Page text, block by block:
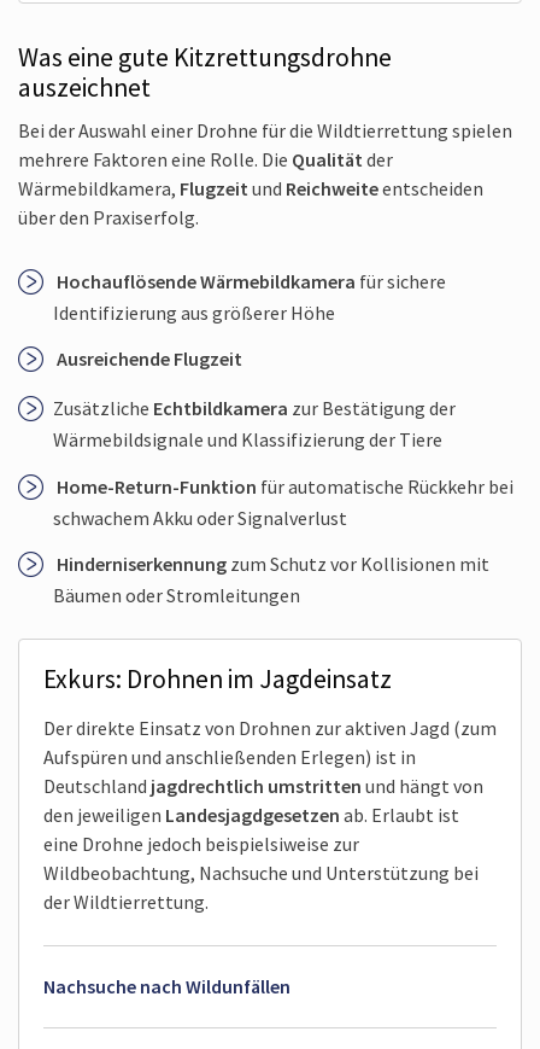
Was eine gute Kitzrettungs­drohne
auszeichnet
Bei der Auswahl einer Drohne für die Wildtierrettung spielen
mehrere Faktoren eine Rolle. Die Qualität der
Wärmebildkamera, Flugzeit und Reichweiteentscheiden
über den Praxiserfolg.
Hochauflösende Wärmebildkamera für sichere
Identifizierung aus größerer Höhe
Ausreichende Flugzeit
Zusätzliche Echtbildkamera zur Bestätigung der
Wärme­bildsignale und Klassifizierung der Tiere
Home-Return-Funktion für automatische Rückkehr bei
schwachem Akku oder Signalverlust
Hindernis­erkennungzum Schutz vor Kollisionen mit
Bäumen oder Stromleitungen
Exkurs: Drohnen im Jagdeinsatz
Der direkte Einsatz von Drohnen zur aktiven Jagd (zum
Aufspüren und anschließenden Erlegen) ist in
Deutschland jagdrechtlich umstritten und hängt von
den jeweiligen Landes­jagdgesetzen ab. Erlaubt ist
eine Drohne jedoch beispielsiweise zur
Wildbeobachtung, Nachsuche und Unterstützung bei
der Wildtierrettung.
Nachsuche nach Wildunfällen